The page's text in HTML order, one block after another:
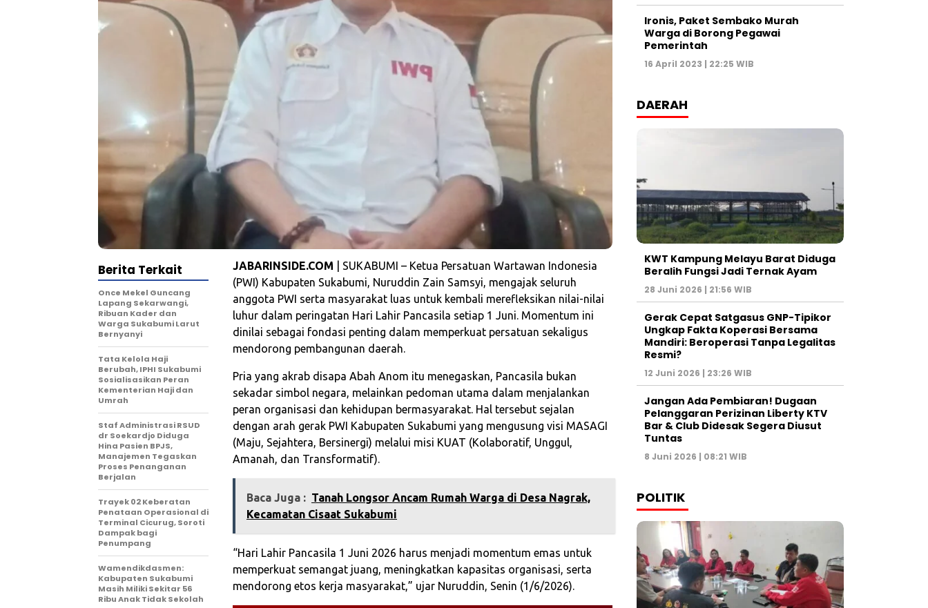
JABARINSIDE.COM | SUKABUMI – Ketua Persatuan Wartawan Indonesia
(PWI) Kabupaten Sukabumi, Nuruddin Zain Samsyi, mengajak seluruh
anggota PWI serta masyarakat luas untuk kembali merefleksikan nilai-nilai
luhur dalam peringatan Hari Lahir Pancasila setiap 1 Juni. Momentum ini
dinilai sebagai fondasi penting dalam memperkuat persatuan sekaligus
mendorong pembangunan daerah.
Pria yang akrab disapa Abah Anom itu menegaskan, Pancasila bukan
sekadar simbol negara, melainkan pedoman utama dalam menjalankan
peran organisasi dan kehidupan bermasyarakat. Hal tersebut sejalan
dengan arah gerak PWI Kabupaten Sukabumi yang mengusung visi MASAGI
(Maju, Sejahtera, Bersinergi) melalui misi KUAT (Kolaboratif, Unggul,
Amanah, dan Transformatif).
Baca Juga : Tanah Longsor Ancam Rumah Warga di Desa Nagrak,
Kecamatan Cisaat Sukabumi
“Hari Lahir Pancasila 1 Juni 2026 harus menjadi momentum emas untuk
memperkuat semangat juang, meningkatkan kapasitas organisasi, serta
mendorong etos kerja masyarakat,” ujar Nuruddin, Senin (1/6/2026).
Berita Terkait
Once Mekel Guncang
Lapang Sekarwangi,
Ribuan Kader dan
Warga Sukabumi Larut
Bernyanyi
Tata Kelola Haji
Berubah, IPHI Sukabumi
Sosialisasikan Peran
Kementerian Haji dan
Umrah
Staf Administrasi RSUD
dr Soekardjo Diduga
Hina Pasien BPJS,
Manajemen Tegaskan
Proses Penanganan
Berjalan
‎Trayek 02 Keberatan
Penataan Operasional di
Terminal Cicurug, Soroti
Dampak bagi
Penumpang
Wamendikdasmen:
Kabupaten Sukabumi
Masih Miliki Sekitar 56
Ribu Anak Tidak Sekolah
Ironis, Paket Sembako Murah
Warga di Borong Pegawai
Pemerintah
16 April 2023 | 22:25 WIB
DAERAH
KWT Kampung Melayu Barat Diduga
Beralih Fungsi Jadi Ternak Ayam
28 Juni 2026 | 21:56 WIB
Gerak Cepat Satgasus GNP-Tipikor
Ungkap Fakta Koperasi Bersama
Mandiri: Beroperasi Tanpa Legalitas
Resmi?
12 Juni 2026 | 23:26 WIB
Jangan Ada Pembiaran! Dugaan
Pelanggaran Perizinan Liberty KTV
Bar & Club Didesak Segera Diusut
Tuntas
8 Juni 2026 | 08:21 WIB
POLITIK